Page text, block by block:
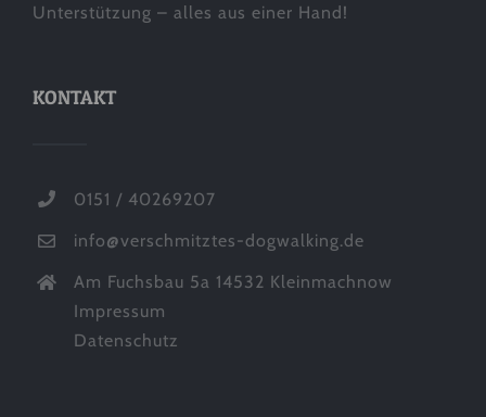
Unterstützung – alles aus einer Hand!
KONTAKT
0151 / 40269207
info@verschmitztes-dogwalking.de
Am Fuchsbau 5a 14532 Kleinmachnow
Impressum
Datenschutz